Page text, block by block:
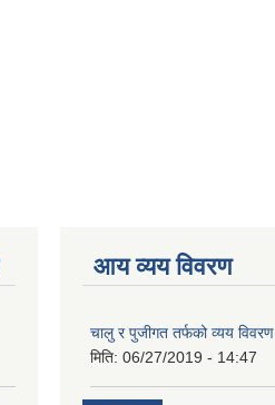
आय व्यय विवरण
चालु र पुजीगत तर्फको व्यय विवरण
मिति: 06/27/2019 - 14:47